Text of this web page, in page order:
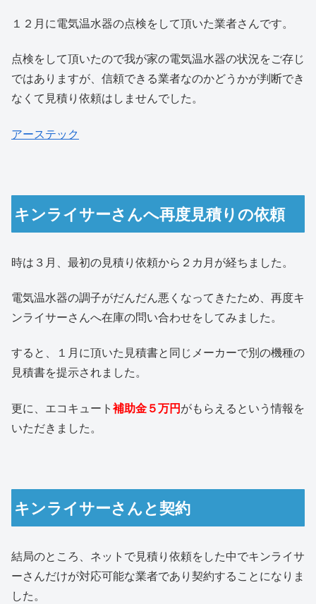
１２月に電気温水器の点検をして頂いた業者さんです。
点検をして頂いたので我が家の電気温水器の状況をご存じ
ではありますが、信頼できる業者なのかどうかが判断でき
なくて見積り依頼はしませんでした。
アーステック
キンライサーさんへ再度見積りの依頼
時は３月、最初の見積り依頼から２カ月が経ちました。
電気温水器の調子がだんだん悪くなってきたため、再度キ
ンライサーさんへ在庫の問い合わせをしてみました。
すると、１月に頂いた見積書と同じメーカーで別の機種の
見積書を提示されました。
更に、エコキュート補助金５万円がもらえるという情報を
いただきました。
キンライサーさんと契約
結局のところ、ネットで見積り依頼をした中でキンライサ
ーさんだけが対応可能な業者であり契約することになりま
した。